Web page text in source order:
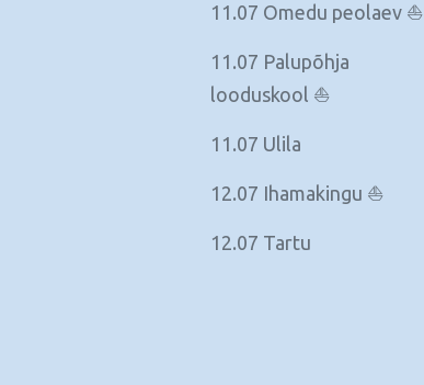
11.07 Omedu peolaev ⛵
11.07 Palupõhja
looduskool ⛵
11.07 Ulila
12.07 Ihamakingu ⛵
12.07 Tartu